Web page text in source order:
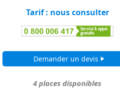
Tarif : nous consulter
Demander un devis play_arrow
4places disponibles